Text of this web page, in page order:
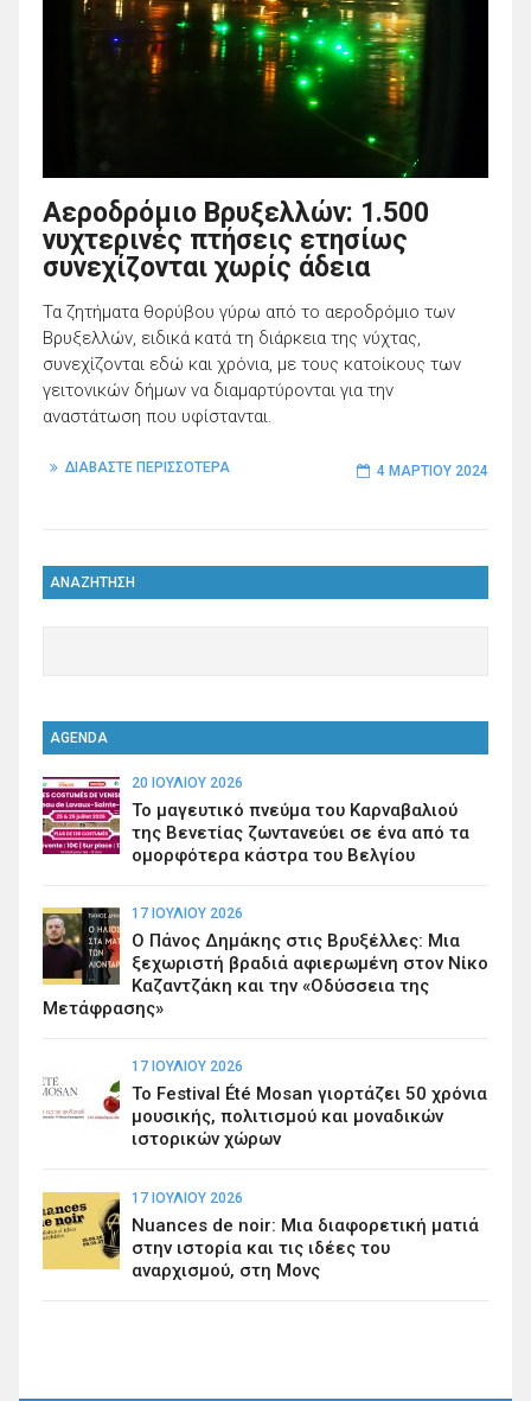
Aεροδρόμιο Βρυξελλών: 1.500
νυχτερινές πτήσεις ετησίως
συνεχίζονται χωρίς άδεια
Τα ζητήματα θορύβου γύρω από το αεροδρόμιο των
Βρυξελλών, ειδικά κατά τη διάρκεια της νύχτας,
συνεχίζονται εδώ και χρόνια, με τους κατοίκους των
γειτονικών δήμων να διαμαρτύρονται για την
αναστάτωση που υφίστανται.
ΔΙΑΒΑΣΤΕ ΠΕΡΙΣΣΟΤΕΡΑ 4 ΜΑΡΤΊΟΥ 2024
ΑΝΑΖΗΤΗΣΗ
AGENDA
20 ΙΟΥΛΊΟΥ 2026
Το μαγευτικό πνεύμα του Καρναβαλιού
της Βενετίας ζωντανεύει σε ένα από τα
ομορφότερα κάστρα του Βελγίου
17 ΙΟΥΛΊΟΥ 2026
Ο Πάνος Δημάκης στις Βρυξέλλες: Μια
ξεχωριστή βραδιά αφιερωμένη στον Νίκο
Καζαντζάκη και την «Οδύσσεια της
Μετάφρασης»
17 ΙΟΥΛΊΟΥ 2026
Το Festival Été Mosan γιορτάζει 50 χρόνια
μουσικής, πολιτισμού και μοναδικών
ιστορικών χώρων
17 ΙΟΥΛΊΟΥ 2026
Nuances de noir: Μια διαφορετική ματιά
στην ιστορία και τις ιδέες του
αναρχισμού, στη Μονς